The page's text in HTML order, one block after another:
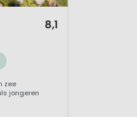
8,1
zee
jongeren